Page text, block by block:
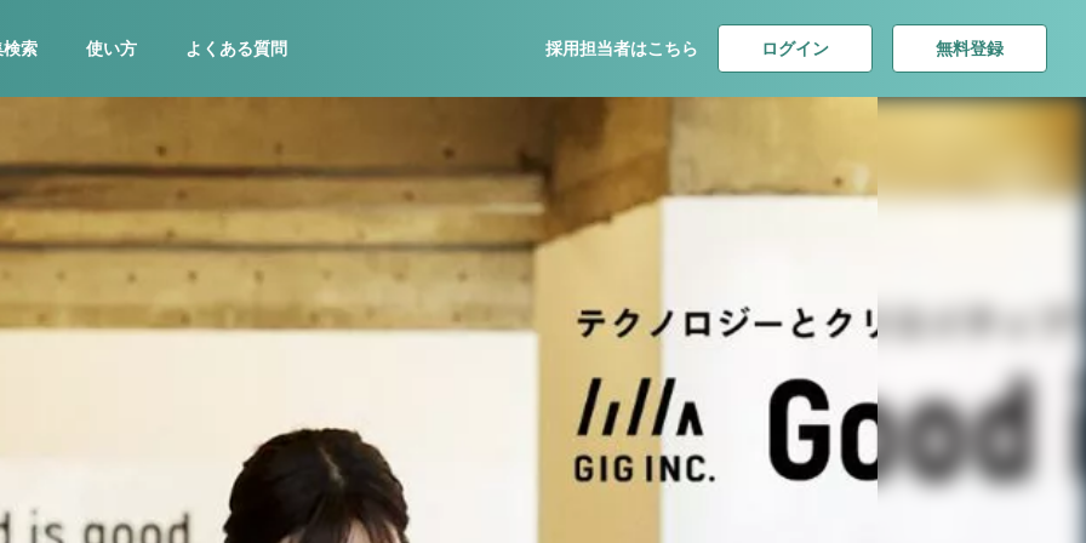
検索 使い方 よくある質問 採用担当者はこちら ログイン 無料登録